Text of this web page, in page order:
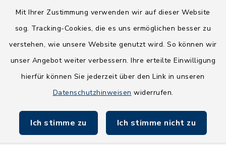
Mit Ihrer Zustimmung verwenden wir auf dieser Website
sog. Tracking-Cookies, die es uns ermöglichen besser zu
verstehen, wie unsere Website genutzt wird. So können wir
unser Angebot weiter verbessern. Ihre erteilte Einwilligung
hierfür können Sie jederzeit über den Link in unseren
Datenschutzhinweisen widerrufen.
Ich stimme zu Ich stimme nicht zu
Kreis Segeberg
NEU! Amtsbroschüre 2026
Holsteiner Auenland
Fundbüro